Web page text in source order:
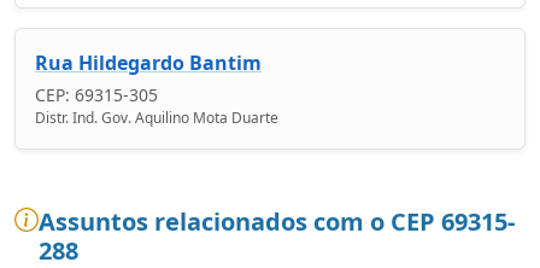
Rua Hildegardo Bantim
CEP: 69315-305
Distr. Ind. Gov. Aquilino Mota Duarte
Assuntos relacionados com o CEP 69315-
288